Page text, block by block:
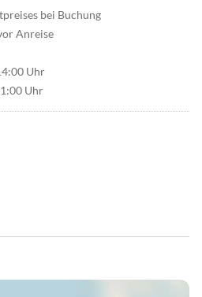
bei Buchung
Anreise
Uhr
Uhr